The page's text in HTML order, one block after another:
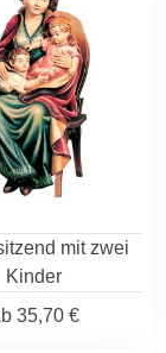
mit zwei
Kinder
35,70 €